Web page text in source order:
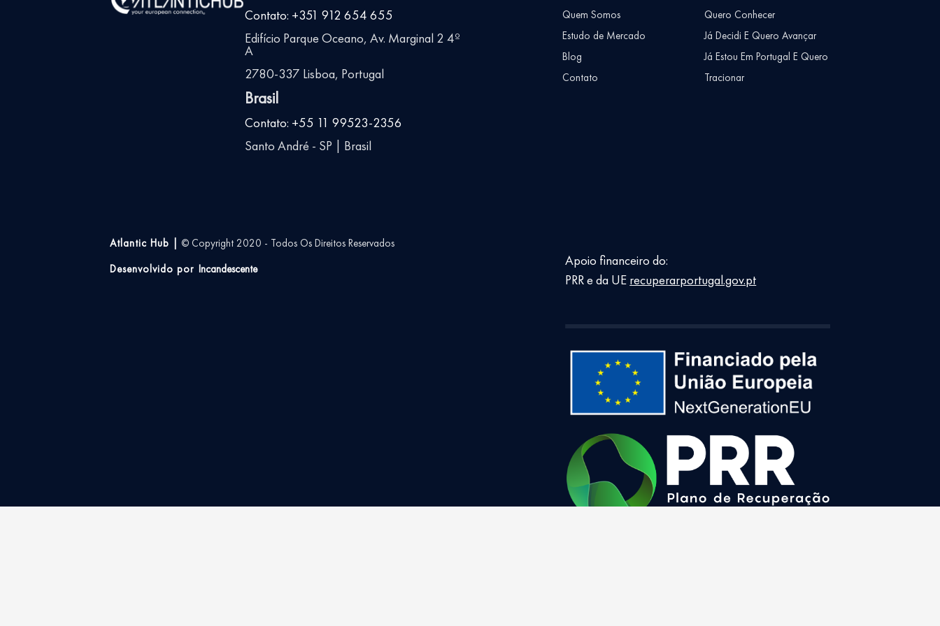
Contato: +351 912 654 655
Edifício Parque Oceano, Av. Marginal 2 4º
A
2780-337 Lisboa, Portugal
Brasil
Contato: +55 11 99523-2356
Santo André - SP | Brasil
Quem Somos
Estudo de Mercado
Blog
Contato
Quero Conhecer
Já Decidi E Quero Avançar
Já Estou Em Portugal E Quero
Tracionar
Atlantic Hub | © Copyright 2020 - Todos Os Direitos Reservados
Desenvolvido por Incandescente
Apoio financeiro do:
PRR e da UE recuperarportugal.gov.pt